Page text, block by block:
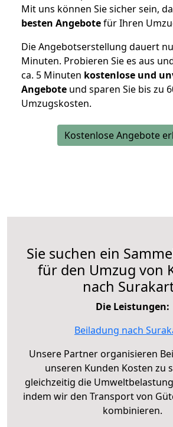
Mit uns können Sie sicher sein,
besten Angebotefür Ihren
Die Angebotserstellung dauert
Minuten. Probieren Sie es aus
ca. 5 Minuten kostenlose und
Angebote und sparen Sie bis zu
Umzugskosten.
Kostenlose Angebote
Sie suchen ein
für den Umzug von
nach
Die Leistungen:
Beiladung nach
Unsere Partner organisieren
unseren Kunden Kosten zu
gleichzeitig die
indem wir den Transport von
kombinieren.